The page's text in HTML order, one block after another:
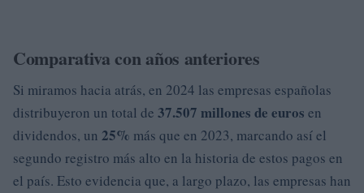
Comparativa con años anteriores
Si miramos hacia atrás, en 2024 las empresas españolas
distribuyeron un total de 37.507 millones de euros en
dividendos, un 25% más que en 2023, marcando así el
segundo registro más alto en la historia de estos pagos en
el país. Esto evidencia que, a largo plazo, las empresas han